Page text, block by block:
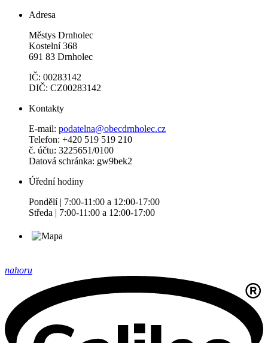
Adresa
Městys Drnholec
Kostelní 368
691 83 Drnholec
IČ: 00283142
DIČ: CZ00283142
Kontakty
E-mail: podatelna@obecdrnholec.cz
Telefon: +420 519 519 210
č. účtu: 3225651/0100
Datová schránka: gw9bek2
Úřední hodiny
Pondělí | 7:00-11:00 a 12:00-17:00
Středa | 7:00-11:00 a 12:00-17:00
nahoru